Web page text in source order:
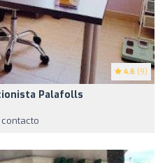
4.6 (9)
Palafolls